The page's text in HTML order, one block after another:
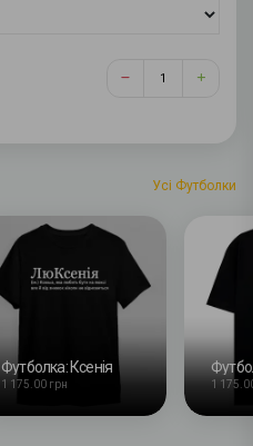
Усі Футболки
Футболка: Ксенія
1 175.00 грн 1